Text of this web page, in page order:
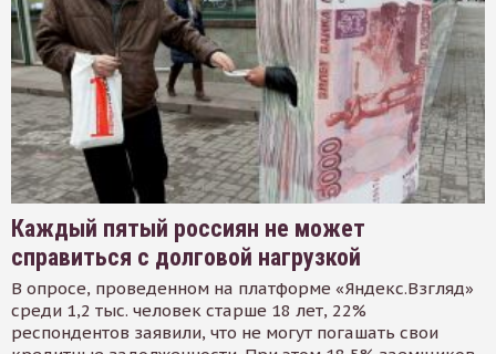
Каждый пятый россиян не может
справиться с долговой нагрузкой
В опросе, проведенном на платформе «Яндекс.Взгляд»
среди 1,2 тыс. человек старше 18 лет, 22%
респондентов заявили, что не могут погашать свои